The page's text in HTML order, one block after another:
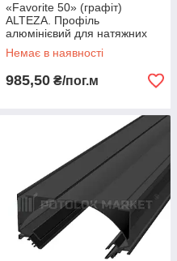
«Favorite 50» (графіт)
ALTEZA. Профіль
алюмінієвий для натяжних
стель
Немає в наявності
985,50 ₴/пог.м